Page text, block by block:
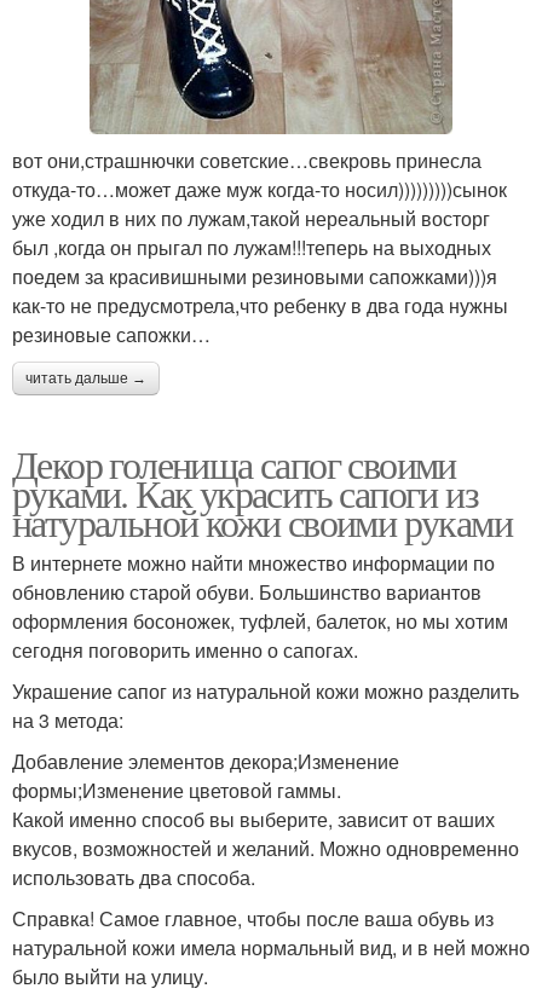
вот они,страшнючки советские…свекровь принесла
откуда-то…может даже муж когда-то носил)))))))))сынок
уже ходил в них по лужам,такой нереальный восторг
был ,когда он прыгал по лужам!!!теперь на выходных
поедем за красивишными резиновыми сапожками)))я
как-то не предусмотрела,что ребенку в два года нужны
резиновые сапожки…
читать дальше →
Декор голенища сапог своими
руками. Как украсить сапоги из
натуральной кожи своими руками
В интернете можно найти множество информации по
обновлению старой обуви. Большинство вариантов
оформления босоножек, туфлей, балеток, но мы хотим
сегодня поговорить именно о сапогах.
Украшение сапог из натуральной кожи можно разделить
на 3 метода:
Добавление элементов декора;Изменение
формы;Изменение цветовой гаммы.
Какой именно способ вы выберите, зависит от ваших
вкусов, возможностей и желаний. Можно одновременно
использовать два способа.
Справка! Самое главное, чтобы после ваша обувь из
натуральной кожи имела нормальный вид, и в ней можно
было выйти на улицу.